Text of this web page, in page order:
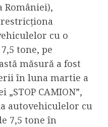
României),
cu o
tone, pe
măsură a fost
în luna martie a
CAMION”,
autovehiculelor cu
7,5 tone în